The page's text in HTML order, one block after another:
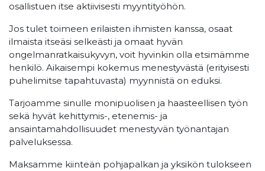
osallistuen itse aktiivisesti myyntityöhön.
Jos tulet toimeen erilaisten ihmisten kanssa, osaat
ilmaista itseäsi selkeästi ja omaat hyvän
ongelmanratkaisukyvyn, voit hyvinkin olla etsimämme
henkilö. Aikaisempi kokemus menestyvästä (erityisesti
puhelimitse tapahtuvasta) myynnistä on eduksi.
Tarjoamme sinulle monipuolisen ja haasteellisen työn
sekä hyvät kehittymis-, etenemis- ja
ansaintamahdollisuudet menestyvän työnantajan
palveluksessa.
Maksamme kiinteän pohjapalkan ja yksikön tulokseen